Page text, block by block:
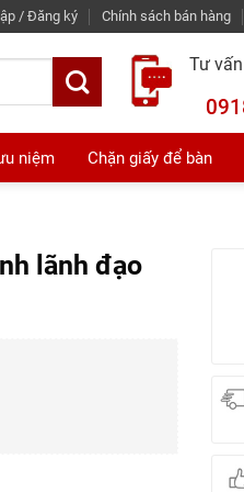
/ Đăng ký Chính sách bán hàng
Tư vấn
niệm Chặn giấy để bàn
lãnh đạo